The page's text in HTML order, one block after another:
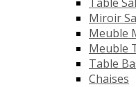
Miroir
Meuble
Meuble
Table
Chaises